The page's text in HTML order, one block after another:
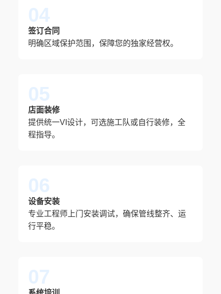
04
签订合同
明确区域保护范围，保障您的独家经营权。
05
店面装修
提供统一VI设计，可选施工队或自行装修，全
程指导。
06
设备安装
专业工程师上门安装调试，确保管线整齐、运
行平稳。
07